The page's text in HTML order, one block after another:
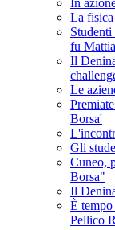
In
La
fu
Il
Le
Borsa'
Gli
Cuneo,
Borsa"
Il
È
Pellico